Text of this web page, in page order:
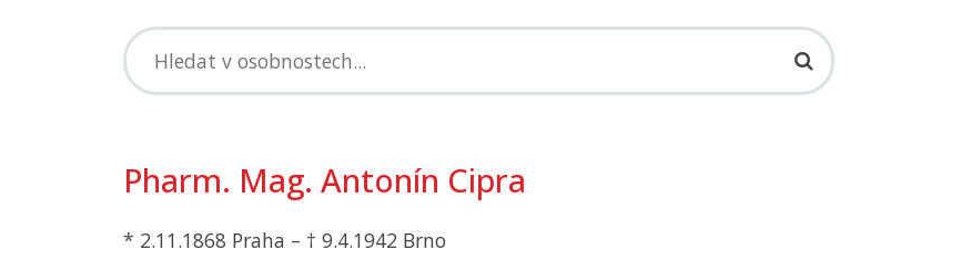
Pharm. Mag. Antonín Cipra
* 2.11.1868 Praha – † 9.4.1942 Brno